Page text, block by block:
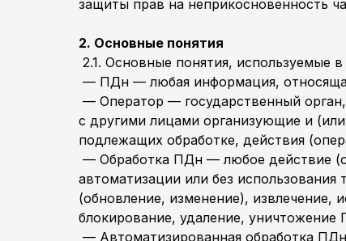
защиты прав на неприкосновенность
2. Основные понятия
2.1. Основные понятия, используемые
— ПДн — любая информация,
— Оператор — государственный
с другими лицами организующие и
подлежащих обработке, действия
— Обработка ПДн — любое действие
автоматизации или без
(обновление, изменение), извлечение,
блокирование, удаление, уничтожение
— Автоматизированная обработка